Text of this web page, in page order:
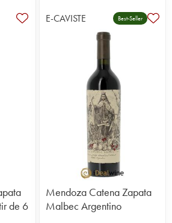
de 6
E-CAVISTE Best-Seller
Mendoza Catena Zapata
Malbec Argentino